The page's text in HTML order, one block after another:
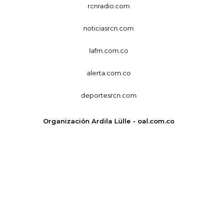
rcnradio.com
noticiasrcn.com
lafm.com.co
alerta.com.co
deportesrcn.com
Organización Ardila Lülle - oal.com.co